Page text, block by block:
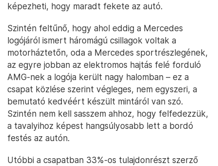
képezheti, hogy maradt fekete az autó.
Szintén feltűnő, hogy ahol eddig a Mercedes
logójáról ismert háromágú csillagok voltak a
motorháztetőn, oda a Mercedes sportrészlegének,
az egyre jobban az elektromos hajtás felé forduló
AMG-nek a logója került nagy halomban – ez a
csapat közlése szerint végleges, nem egyszeri, a
bemutató kedvéért készült mintáról van szó.
Szintén nem kell sasszem ahhoz, hogy felfedezzük,
a tavalyihoz képest hangsúlyosabb lett a bordó
festés az autón.
Utóbbi a csapatban 33%-os tulajdonrészt szerző